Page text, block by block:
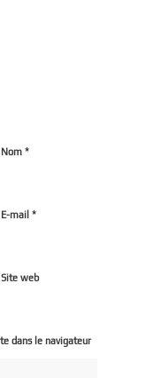
Nom*
E-mail*
Site web
dans le navigateur